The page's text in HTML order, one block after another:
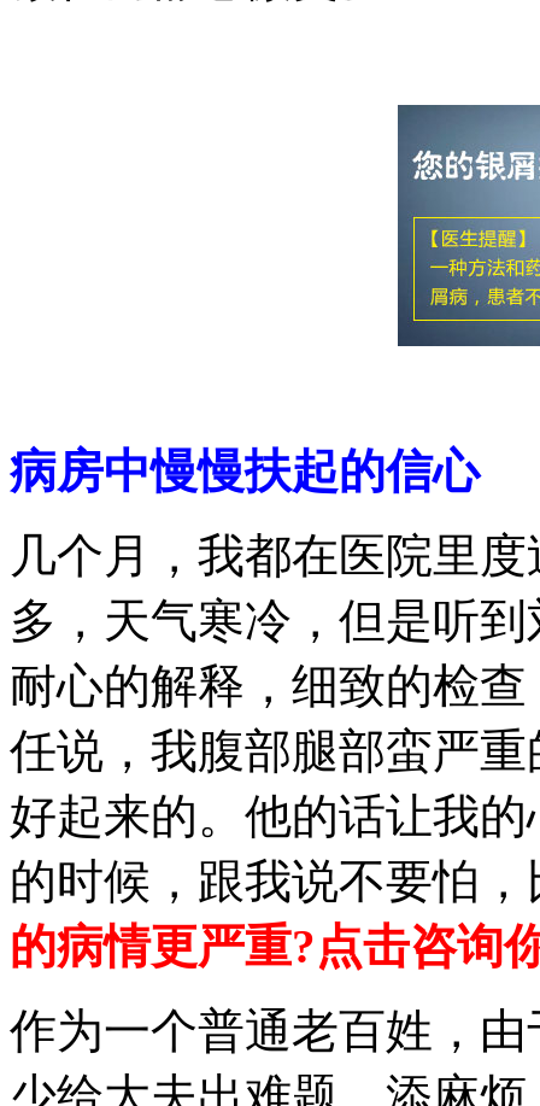
病房中慢慢扶起的信心
几个月，我都在医院里
多，天气寒冷，但是听
耐心的解释，细致的检
任说，我腹部腿部蛮严
好起来的。他的话让我
的时候，跟我说不要怕
的病情更严重?点击咨询
作为一个普通老百姓，
少给大夫出难题，添麻